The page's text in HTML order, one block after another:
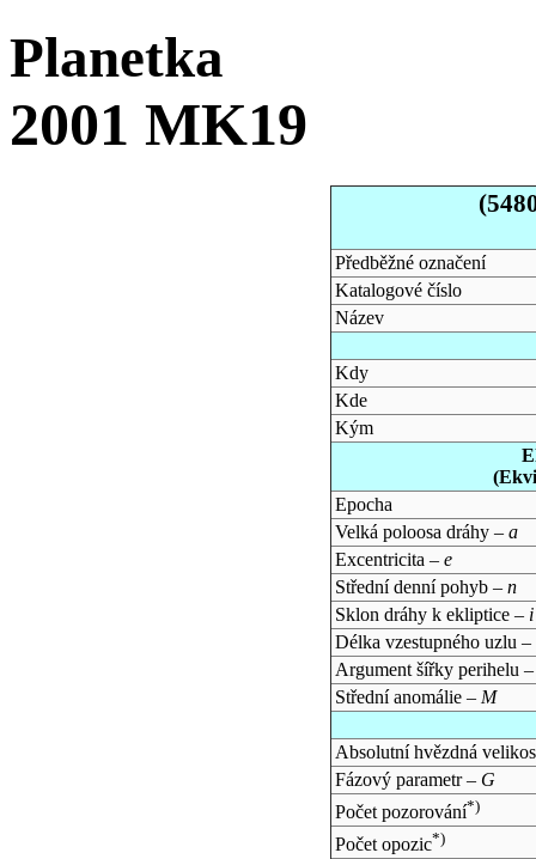
Planetka
2001 MK19
Předběžné označení
Katalogové číslo
Název
Kdy
Kde
Kým
Epocha
Velká poloosa dráhy – a
Excentricita – e
Střední denní pohyb – n
Sklon dráhy k ekliptice – i
Délka vzestupného uzlu –
Argument šířky perihelu
Střední anomálie – M
Absolutní hvězdná
Fázový parametr – G
Počet pozorování*)
Počet opozic*)